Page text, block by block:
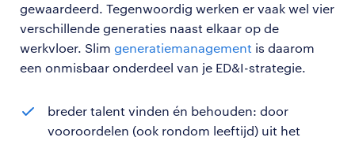
gewaardeerd. Tegenwoordig werken er vaak wel vier
verschillende generaties naast elkaar op de
werkvloer. Slim generatiemanagement is daarom
een onmisbaar onderdeel van je ED&I-strategie.
breder talent vinden én behouden: door
vooroordelen (ook rondom leeftijd) uit het